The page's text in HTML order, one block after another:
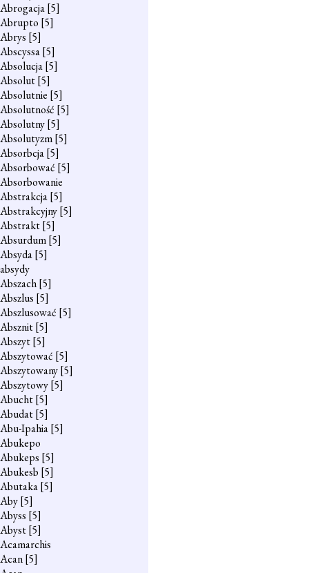
Abrogacja[5]
Abrupto [5]
Abrys [5]
Abscyssa[5]
Absolucja[5]
Absolut[5]
Absolutnie [5]
Absolutność [5]
Absolutny[5]
Absolutyzm[5]
Absorbcja[5]
Absorbować [5]
Absorbowanie
Abstrakcja[5]
Abstrakcyjny[5]
Abstrakt[5]
Absurdum[5]
Absyda[5]
absydy
Abszach[5]
Abszlus [5]
Abszlusować [5]
Absznit[5]
Abszyt[5]
Abszytować [5]
Abszytowany[5]
Abszytowy[5]
Abucht[5]
Abudat[5]
Abu-Ipahia[5]
Abukepo
Abukeps [5]
Abukesb [5]
Abutaka[5]
Aby[5]
Abyss [5]
Abyst[5]
Acamarchis
Acan[5]